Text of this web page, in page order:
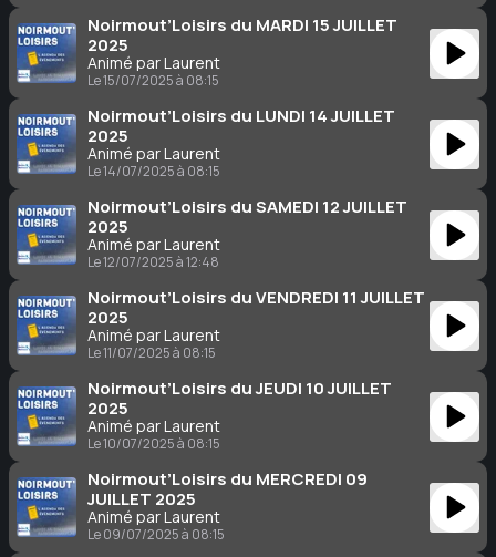
Noirmout’Loisirs du MARDI 15 JUILLET
2025
Animé par Laurent
Le 15/07/2025 à 08:15
Noirmout’Loisirs du LUNDI 14 JUILLET
2025
Animé par Laurent
Le 14/07/2025 à 08:15
Noirmout’Loisirs du SAMEDI 12 JUILLET
2025
Animé par Laurent
Le 12/07/2025 à 12:48
Noirmout’Loisirs du VENDREDI 11 JUILLET
2025
Animé par Laurent
Le 11/07/2025 à 08:15
Noirmout’Loisirs du JEUDI 10 JUILLET
2025
Animé par Laurent
Le 10/07/2025 à 08:15
Noirmout’Loisirs du MERCREDI 09
JUILLET 2025
Animé par Laurent
Le 09/07/2025 à 08:15